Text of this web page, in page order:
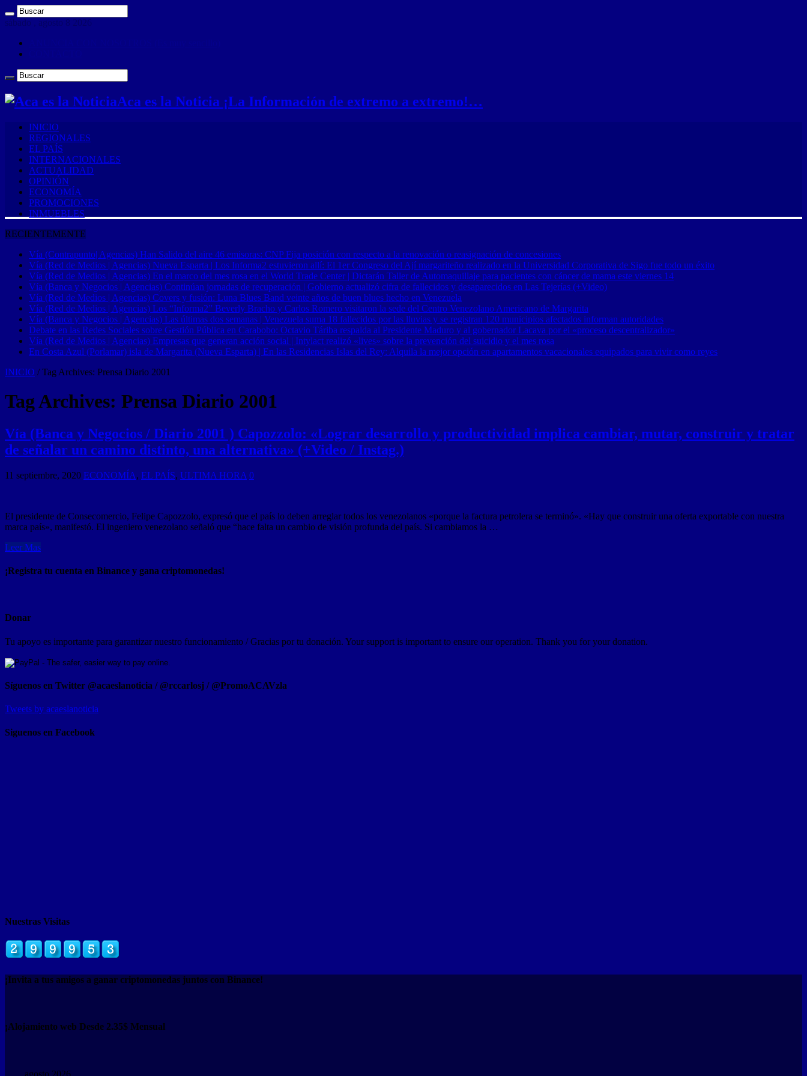
sábado , agosto 8 2026
Aca es la Noticia ¡La Información de extremo a extremo!…
INICIO
REGIONALES
EL PAÍS
INTERNACIONALES
ACTUALIDAD
OPINIÓN
ECONOMÍA
PROMOCIONES
INMUEBLES
RECIENTEMENTE
Vía (Contrapunto| Agencias) Han Salido del aire 46 emisoras: CNP Fija posición con respecto a la renovación o reasignación de concesiones
Vía (Red de Medios | Agencias) Nueva Esparta | Los Informa2 estuvieron allí: El 1er Congreso del Ají margariteño realizado en la Universidad Corporativa de Sigo fue todo un éxito
Vía (Red de Medios | Agencias) En el marco del mes rosa en el World Trade Center | Dictarán Taller de Automaquillaje para pacientes con cáncer de mama este viernes 14
Vía (Banca y Negocios | Agencias) Continúan jornadas de recuperación | Gobierno actualizó cifra de fallecidos y desaparecidos en Las Tejerías (+Video)
Vía (Red de Medios | Agencias) Covers y fusión: Luna Blues Band veinte años de buen blues hecho en Venezuela
Vía (Red de Medios | Agencias) Los “Informa2” Beverly Bracho y Carlos Romero visitaron la sede del Centro Venezolano Americano de Margarita
Vía (Banca y Negocios | Agencias) Las últimas dos semanas | Venezuela suma 18 fallecidos por las lluvias y se registran 120 municipios afectados informan autoridades
Debate en las Redes Sociales sobre Gestión Pública en Carabobo: Octavio Táriba respalda al Presidente Maduro y al gobernador Lacava por el «proceso descentralizador»
Vía (Red de Medios | Agencias) Empresas que generan acción social | Intylact realizó «lives» sobre la prevención del suicidio y el mes rosa
En Costa Azul (Porlamar) isla de Margarita (Nueva Esparta) | En las Residencias Islas del Rey: Alquila la mejor opción en apartamentos vacacionales equipados para vivir como reyes
INICIO / Tag Archives: Prensa Diario 2001
Tag Archives: Prensa Diario 2001
Vía (Banca y Negocios / Diario 2001 ) Capozzolo: «Lograr desarrollo y productividad implica cambiar, mutar, construir y tratar
de señalar un camino distinto, una alternativa» (+Video / Instag.)
11 septiembre, 2020 ECONOMÍA, EL PAÍS, ULTIMA HORA 0
El presidente de Consecomercio, Felipe Capozzolo, expresó que el país lo deben arreglar todos los venezolanos «porque la factura petrolera se terminó». «Hay que construir una oferta exportable con nuestra
marca país», manifestó. El ingeniero venezolano señaló que “hace falta un cambio de visión profunda del país. Si cambiamos la …
Leer Mas
¡Registra tu cuenta en Binance y gana criptomonedas!
Donar
Tu apoyo es importante para garantizar nuestro funcionamiento / Gracias por tu donación. Your support is important to ensure our operation. Thank you for your donation.
Síguenos en Twitter @acaeslanoticia / @rccarlosj / @PromoACAVzla
Tweets by acaeslanoticia
Siguenos en Facebook
Nuestras Visitas
¡Invita a tus amigos a ganar criptomonedas juntos con Binance!
¡Alojamiento web Desde 2.35$ Mensual
agosto 2026